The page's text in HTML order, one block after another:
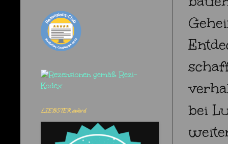
bei
LIEBSTER award